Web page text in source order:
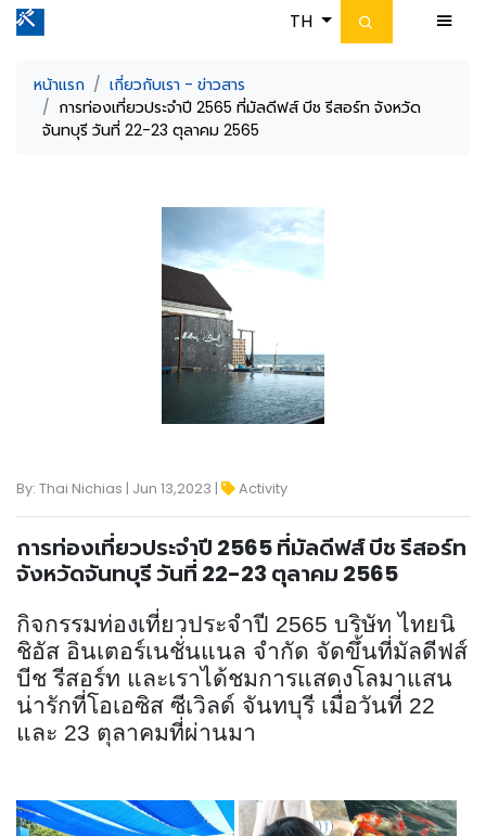
TH
หน้าแรก
เกี่ยวกับเรา - ข่าวสาร
การท่องเที่ยวประจำปี 2565 ที่มัลดีฟส์ บีช รีสอร์ท จังหวัด
จันทบุรี วันที่ 22-23 ตุลาคม 2565
By: Thai Nichias | Jun 13,2023 | Activity
การท่องเที่ยวประจำปี 2565 ที่มัลดีฟส์ บีช รีสอร์ท
จังหวัดจันทบุรี วันที่ 22-23 ตุลาคม 2565
กิจกรรมท่องเที่ยวประจำปี 2565 บริษัท ไทยนิ
ชิอัส อินเตอร์เนชั่นแนล จำกัด จัดขึ้นที่มัลดีฟส์
บีช รีสอร์ท และเราได้ชมการแสดงโลมาแสน
น่ารักที่โอเอซิส ซีเวิลด์ จันทบุรี เมื่อวันที่ 22
และ 23 ตุลาคมที่ผ่านมา